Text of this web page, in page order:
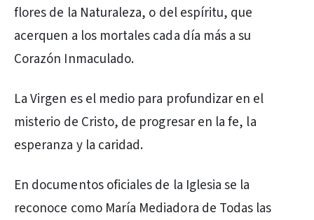
flores de la Naturaleza, o del espíritu, que
acerquen a los mortales cada día más a su
Corazón Inmaculado.
La Virgen es el medio para profundizar en el
misterio de Cristo, de progresar en la fe, la
esperanza y la caridad.
En documentos oficiales de la Iglesia se la
reconoce como María Mediadora de Todas las